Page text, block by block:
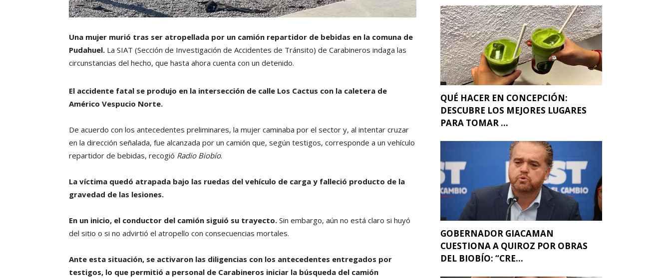
Una mujer murió tras ser atropellada por un camión repartidor de bebidas en la comuna de
Pudahuel. La SIAT (Sección de Investigación de Accidentes de Tránsito) de Carabineros indaga las
circunstancias del hecho, que hasta ahora cuenta con un detenido.
El accidente fatal se produjo en la intersección de calle Los Cactus con la caletera de
Américo Vespucio Norte.
De acuerdo con los antecedentes preliminares, la mujer caminaba por el sector y, al intentar cruzar
en la dirección señalada, fue alcanzada por un camión que, según testigos, corresponde a un vehículo
repartidor de bebidas, recogió Radio Biobío.
La víctima quedó atrapada bajo las ruedas del vehículo de carga y falleció producto de la
gravedad de las lesiones.
En un inicio, el conductor del camión siguió su trayecto. Sin embargo, aún no está claro si huyó
del sitio o si no advirtió el atropello con consecuencias mortales.
Ante esta situación, se activaron las diligencias con los antecedentes entregados por
testigos, lo que permitió a personal de Carabineros iniciar la búsqueda del camión
QUÉ HACER EN CONCEPCIÓN:
DESCUBRE LOS MEJORES LUGARES
PARA TOMAR ...
GOBERNADOR GIACAMAN
CUESTIONA A QUIROZ POR OBRAS
DEL BIOBÍO: “CRE...